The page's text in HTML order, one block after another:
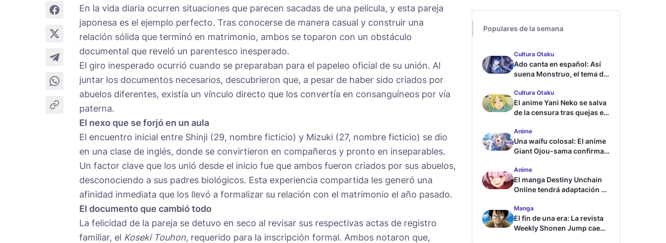
En la vida diaria ocurren situaciones que parecen sacadas de una película, y esta pareja
japonesa es el ejemplo perfecto. Tras conocerse de manera casual y construir una
relación sólida que terminó en matrimonio, ambos se toparon con un obstáculo
documental que reveló un parentesco inesperado.
El giro inesperado ocurrió cuando se preparaban para el papeleo oficial de su unión. Al
juntar los documentos necesarios, descubrieron que, a pesar de haber sido criados por
abuelos diferentes, existía un vínculo directo que los convertía en consanguíneos por vía
paterna.
El nexo que se forjó en un aula
El encuentro inicial entre Shinji (29, nombre ficticio) y Mizuki (27, nombre ficticio) se dio
en una clase de inglés, donde se convirtieron en compañeros y pronto en inseparables.
Un factor clave que los unió desde el inicio fue que ambos fueron criados por sus abuelos,
desconociendo a sus padres biológicos. Esta experiencia compartida les generó una
afinidad inmediata que los llevó a formalizar su relación con el matrimonio el año pasado.
El documento que cambió todo
La felicidad de la pareja se detuvo en seco al revisar sus respectivas actas de registro
familiar, el Koseki Touhon, requerido para la inscripción formal. Ambos notaron que,
Populares de la semana
Cultura Otaku
Ado canta en español: Así
suena Monstruo, el tema de
Cultura Otaku
El anime Yani Neko se salva
de la censura tras quejas en
Anime
Una waifu colosal: El anime
Giant Ojou-sama confirma
Anime
El manga Destiny Unchain
Online tendrá adaptación al
Manga
El fin de una era: La revista
Weekly Shonen Jump cae